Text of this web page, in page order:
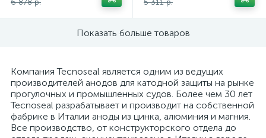
6 878 р. 5 311 р.
Показать больше товаров
Компания Tecnoseal является одним из ведущих
производителей анодов для катодной защиты на рынке
прогулочных и промышленных судов. Более чем 30 лет
Tecnoseal разрабатывает и производит на собственной
фабрике в Италии аноды из цинка, алюминия и магния.
Все производство, от конструкторского отдела до